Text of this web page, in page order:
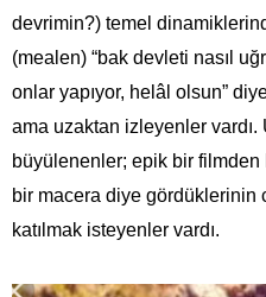
devrimin?) temel
(mealen) “bak devleti nasıl
onlar yapıyor, helâl olsun”
ama uzaktan izleyenler vardı.
büyülenenler; epik bir filmden
bir macera diye gördüklerinin
katılmak isteyenler vardı.